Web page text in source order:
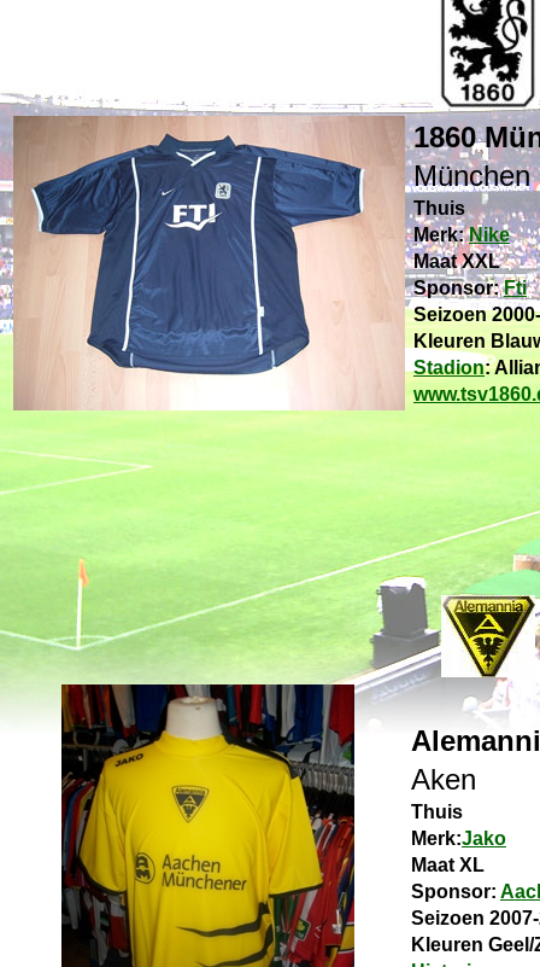
1860
München
Thuis
Merk:Nike
Maat XXL
Sponsor:Fti
Seizoen
Kleuren
Stadion:
Aken
Thuis
Merk:Jako
Maat XL
Sponsor:
Seizoen
Kleuren Geel/